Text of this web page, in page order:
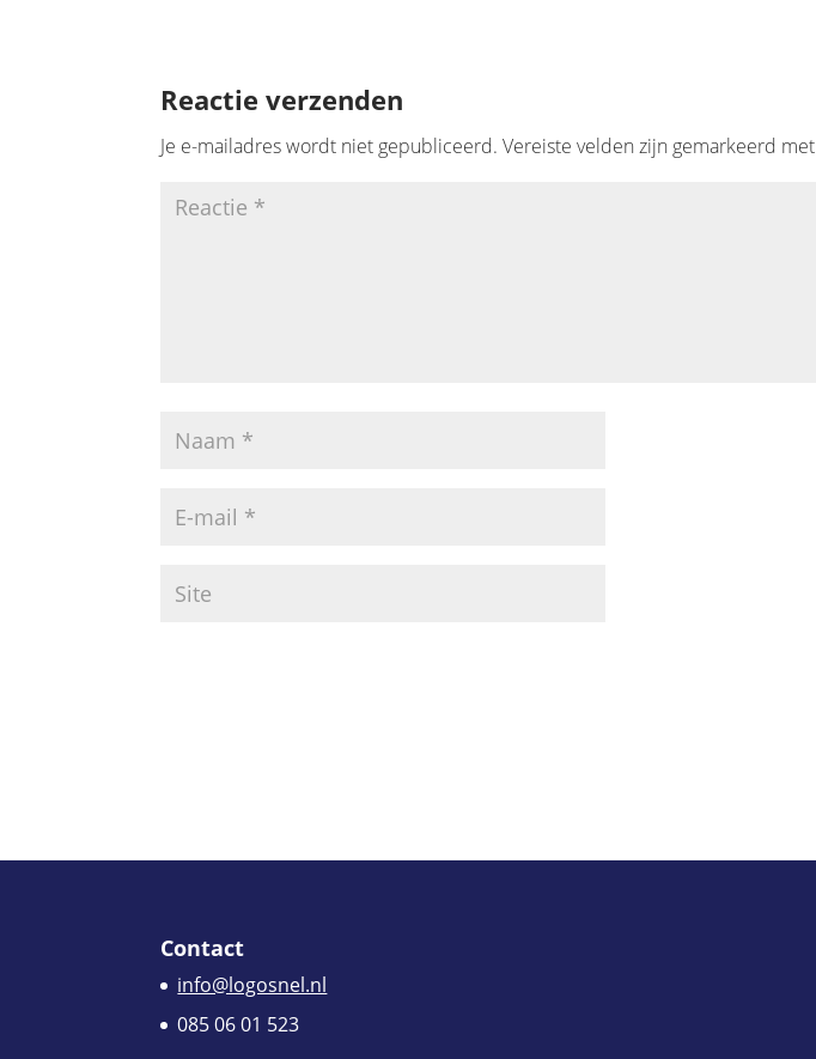
Reactie verzenden
Je e-mailadres wordt niet gepubliceerd. Vereiste velden zijn gemarkeerd met
Contact
info@logosnel.nl
085 06 01 523